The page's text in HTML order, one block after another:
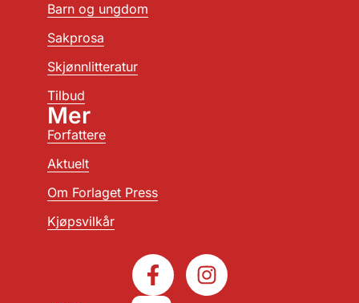
Barn og ungdom
Sakprosa
Skjønnlitteratur
Tilbud
Mer
Forfattere
Aktuelt
Om Forlaget Press
Kjøpsvilkår